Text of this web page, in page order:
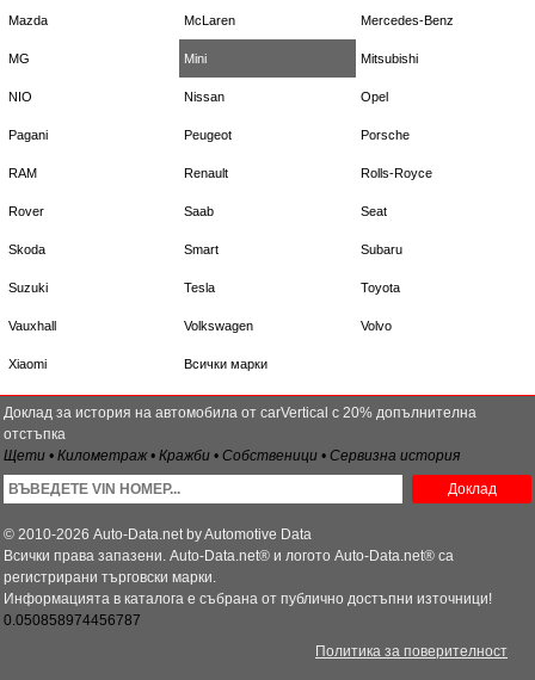
Mazda McLaren Mercedes-Benz
MG Mini Mitsubishi
NIO Nissan Opel
Pagani Peugeot Porsche
RAM Renault Rolls-Royce
Rover Saab Seat
Skoda Smart Subaru
Suzuki Tesla Toyota
Vauxhall Volkswagen Volvo
Xiaomi Всички марки
Доклад за история на автомобила от carVertical с 20% допълнителна
отстъпка
Щети • Километраж • Кражби • Собственици • Сервизна история
Доклад
© 2010-2026 Auto-Data.net by Automotive Data
Всички права запазени. Auto-Data.net® и логото Auto-Data.net® са
регистрирани търговски марки.
Информацията в каталога е събрана от публично достъпни източници!
0.050858974456787
Политика за поверителност